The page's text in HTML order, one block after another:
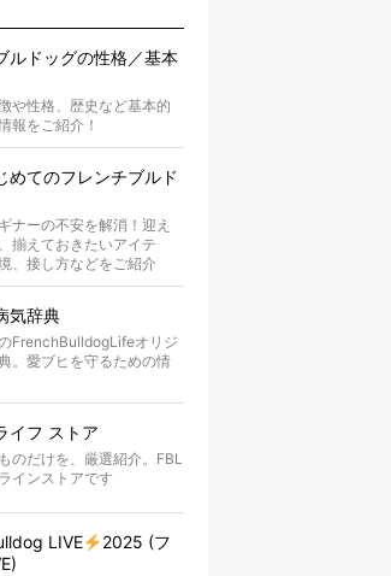
ルドッグの性格／基本
や性格、歴史など基本的
報をご紹介！
めてのフレンチブルド
ナーの不安を解消！迎え
揃えておきたいアイテ
、接し方などをご紹介
気辞典
FrenchBulldogLifeオリジ
。愛ブヒを守るための情
イフ ストア
のだけを、厳選紹介。FBL
インストアです
LIVE
2025 (フ